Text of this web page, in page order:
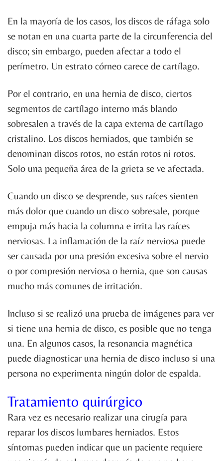
En la mayoría de los casos, los discos de ráfaga solo
se notan en una cuarta parte de la circunferencia del
disco; sin embargo, pueden afectar a todo el
perímetro. Un estrato córneo carece de cartílago.
Por el contrario, en una hernia de disco, ciertos
segmentos de cartílago interno más blando
sobresalen a través de la capa externa de cartílago
cristalino. Los discos herniados, que también se
denominan discos rotos, no están rotos ni rotos.
Solo una pequeña área de la grieta se ve afectada.
Cuando un disco se desprende, sus raíces sienten
más dolor que cuando un disco sobresale, porque
empuja más hacia la columna e irrita las raíces
nerviosas. La inflamación de la raíz nerviosa puede
ser causada por una presión excesiva sobre el nervio
o por compresión nerviosa o hernia, que son causas
mucho más comunes de irritación.
Incluso si se realizó una prueba de imágenes para ver
si tiene una hernia de disco, es posible que no tenga
una. En algunos casos, la resonancia magnética
puede diagnosticar una hernia de disco incluso si una
persona no experimenta ningún dolor de espalda.
Tratamiento quirúrgico
Rara vez es necesario realizar una cirugía para
reparar los discos lumbares herniados. Estos
síntomas pueden indicar que un paciente requiere